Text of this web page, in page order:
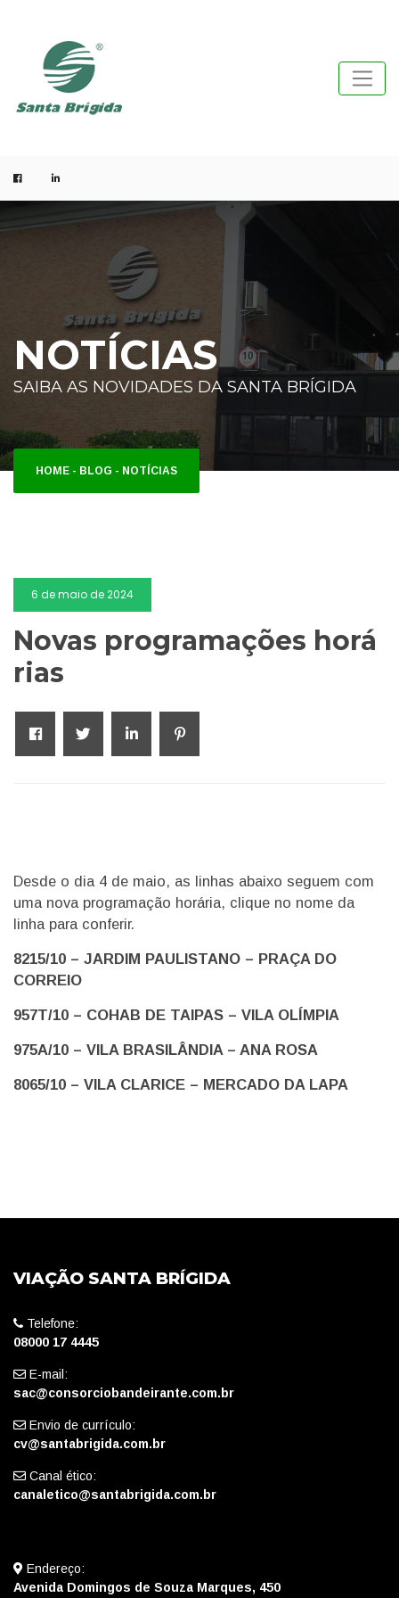
NOTÍCIAS
SAIBA AS NOVIDADES DA SANTA BRÍGIDA
HOME - BLOG - NOTÍCIAS
6 de maio de 2024
Novas programações horá
rias
Desde o dia 4 de maio, as linhas abaixo seguem com
uma nova programação horária, clique no nome da
linha para conferir.
8215/10 – JARDIM PAULISTANO – PRAÇA DO
CORREIO
957T/10 – COHAB DE TAIPAS – VILA OLÍMPIA
975A/10 – VILA BRASILÂNDIA – ANA ROSA
8065/10 – VILA CLARICE – MERCADO DA LAPA
VIAÇÃO SANTA BRÍGIDA
Telefone:
08000 17 4445
E-mail:
sac@consorciobandeirante.com.br
Envio de currículo:
cv@santabrigida.com.br
Canal ético:
canaletico@santabrigida.com.br
Endereço:
Avenida Domingos de Souza Marques, 450